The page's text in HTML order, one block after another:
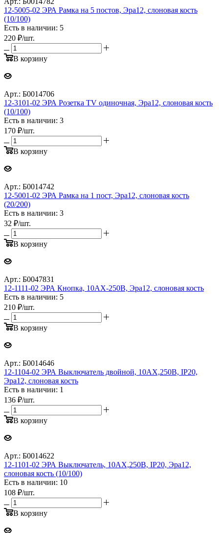
12-5005-02 ЭРА Рамка на 5 постов, Эра12, слоновая кость
(10/100)
Есть в наличии: 5
220 ₽/шт.
В корзину
Арт.: Б0014706
12-3101-02 ЭРА Розетка TV одиночная, Эра12, слоновая кость
(10/100)
Есть в наличии: 3
170 ₽/шт.
В корзину
Арт.: Б0014742
12-5001-02 ЭРА Рамка на 1 пост, Эра12, слоновая кость
(20/200)
Есть в наличии: 3
32 ₽/шт.
В корзину
Арт.: Б0047831
12-1111-02 ЭРА Кнопка, 10АХ-250В, Эра12, слоновая кость
Есть в наличии: 5
210 ₽/шт.
В корзину
Арт.: Б0014646
12-1104-02 ЭРА Выключатель двойной, 10АХ,250В, IP20,
Эра12, слоновая кость
Есть в наличии: 1
136 ₽/шт.
В корзину
Арт.: Б0014622
12-1101-02 ЭРА Выключатель, 10АХ,250В, IP20, Эра12,
слоновая кость (10/100)
Есть в наличии: 10
108 ₽/шт.
В корзину